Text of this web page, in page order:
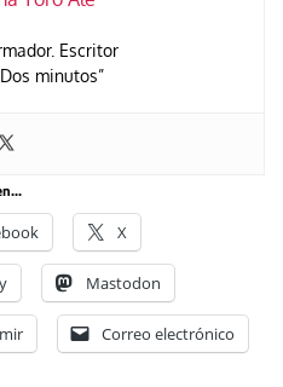
Escritor
minutos”
X
Mastodon
Correo electrónico